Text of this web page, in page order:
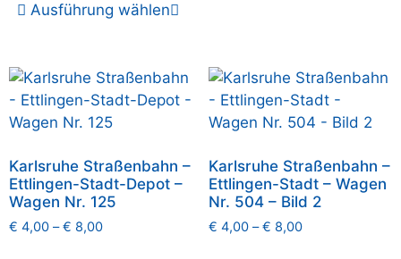
Ausführung wählen
Karlsruhe Straßenbahn –
Ettlingen-Stadt-Depot –
Wagen Nr. 125
€ 4,00 –€ 8,00
Karlsruhe Straßenbahn –
Ettlingen-Stadt – Wagen
Nr. 504 – Bild 2
€ 4,00–€ 8,00